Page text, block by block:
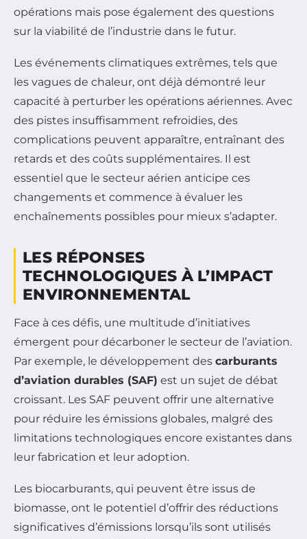
opérations mais pose également des questions
sur la viabilité de l’industrie dans le futur.
Les événements climatiques extrêmes, tels que
les vagues de chaleur, ont déjà démontré leur
capacité à perturber les opérations aériennes. Avec
des pistes insuffisamment refroidies, des
complications peuvent apparaître, entraînant des
retards et des coûts supplémentaires. Il est
essentiel que le secteur aérien anticipe ces
changements et commence à évaluer les
enchaînements possibles pour mieux s’adapter.
LES RÉPONSES
TECHNOLOGIQUES À L’IMPACT
ENVIRONNEMENTAL
Face à ces défis, une multitude d’initiatives
émergent pour décarboner le secteur de l’aviation.
Par exemple, le développement des carburants
d’aviation durables (SAF) est un sujet de débat
croissant. Les SAF peuvent offrir une alternative
pour réduire les émissions globales, malgré des
limitations technologiques encore existantes dans
leur fabrication et leur adoption.
Les biocarburants, qui peuvent être issus de
biomasse, ont le potentiel d’offrir des réductions
significatives d’émissions lorsqu’ils sont utilisés